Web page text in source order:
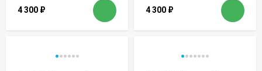
4 300 ₽ 4 300 ₽